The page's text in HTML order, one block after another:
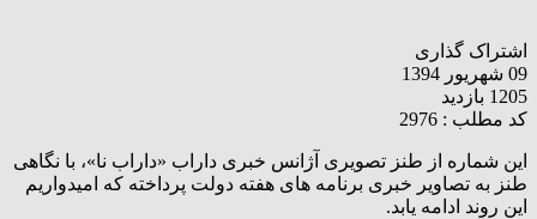
اشتراک گذاری
09 شهریور 1394
1205 بازدید
کد مطلب : 2976
این شماره از طنز تصویری آژانس خبری داراب «داراب نا»، با نگاهی
طنز به تصاویر خبری برنامه های هفته دولت پرداخته که امیدواریم
این روند ادامه یابد.